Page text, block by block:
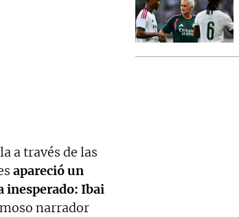
a través de las
apareció un
inesperado: Ibai
narrador